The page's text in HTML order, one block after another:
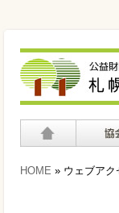
HOME » ウェブアク